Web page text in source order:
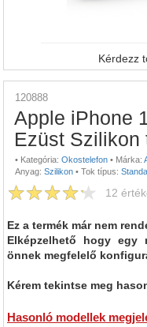
Kérdezz
120888
Apple iPhone
Ezüst Szilikon
• Kategória: Okostelefon • Márka:
Anyag: Szilikon • Tok típus:
12
Ez a termék már nem
Elképzelhető hogy egy
önnek megfelelő
Kérem tekintse meg
Hasonló modellek